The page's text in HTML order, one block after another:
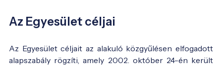
Az Egyesület céljai
Az Egyesület céljait az alakuló közgyűlésen elfogadott
alapszabály rögzíti, amely 2002. október 24-én került